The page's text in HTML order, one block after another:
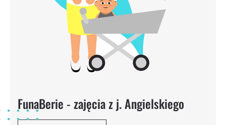
FunaBerie - zajęcia z j. Angielskiego